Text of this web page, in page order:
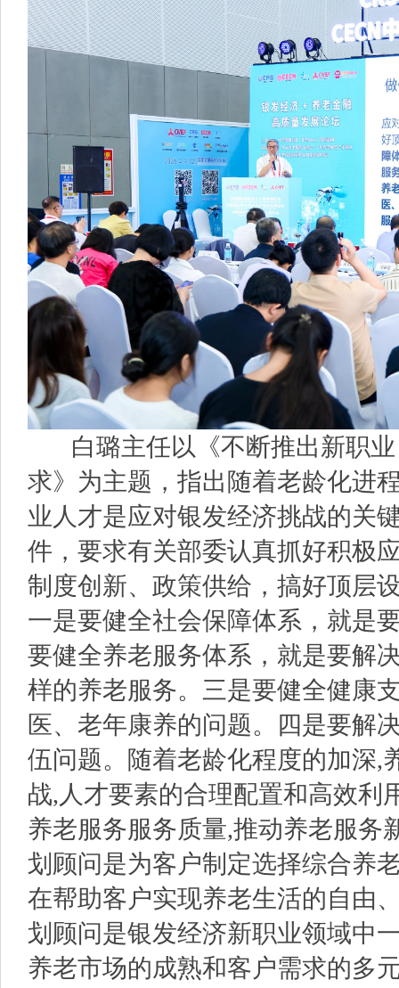
白璐主任以《不断推出新职业
求》为主题，指出随着老龄化进
业人才是应对银发经济挑战的关
件，要求有关部委认真抓好积极
制度创新、政策供给，搞好顶层
一是要健全社会保障体系，就是
要健全养老服务体系，就是要解
样的养老服务。三是要健全健康
医、老年康养的问题。四是要解
伍问题。随着老龄化程度的加深,
战,人才要素的合理配置和高效利
养老服务服务质量,推动养老服务
划顾问是为客户制定选择综合养
在帮助客户实现养老生活的自由
划顾问是银发经济新职业领域中
养老市场的成熟和客户需求的多